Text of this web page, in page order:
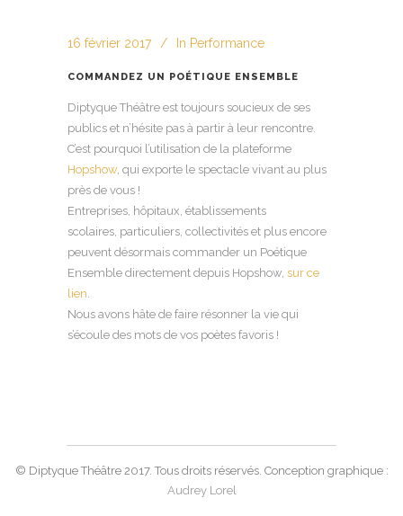
16 février 2017 In Performance
COMMANDEZ UN POÉTIQUE ENSEMBLE
Diptyque Théâtre est toujours soucieux de ses
publics et n’hésite pas à partir à leur rencontre.
C’est pourquoi l’utilisation de la plateforme
Hopshow, qui exporte le spectacle vivant au plus
près de vous !
Entreprises, hôpitaux, établissements
scolaires, particuliers, collectivités et plus encore
peuvent désormais commander un Poétique
Ensemble directement depuis Hopshow, sur ce
lien
Nous avons hâte de faire résonner la vie qui
s’écoule des mots de vos poètes favoris !
© Diptyque Théâtre 2017. Tous droits réservés. Conception graphique :
Audrey Lorel